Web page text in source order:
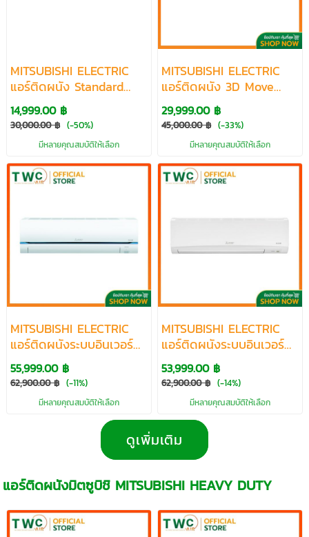
MITSUBISHI ELECTRIC
แอร์ติดผนัง Standard
Inverter AIR(R32) ขนาด
9212-22519 BTU
14,999.00 ฿
30,000.00 ฿ (-50%)
มีหลายคุณสมบัติให้เลือก
MITSUBISHI ELECTRIC
แอร์ติดผนัง 3D Move
Eye KIWAMI ขนาด 9212-
17742 BTU
29,999.00 ฿
45,000.00 ฿ (-33%)
มีหลายคุณสมบัติให้เลือก
MITSUBISHI ELECTRIC
แอร์ติดผนังระบบอินเวอร์
เตอร์รุ่น SUPER
INVERTER R32 ขนาด
27978 BTU
55,999.00 ฿
62,900.00 ฿ (-11%)
มีหลายคุณสมบัติให้เลือก
MITSUBISHI ELECTRIC
แอร์ติดผนังระบบอินเวอร์
เตอร์รุ่น STANDARD
INVERTER R32 ขนาด
33096 BTU
53,999.00 ฿
62,900.00 ฿ (-14%)
มีหลายคุณสมบัติให้เลือก
ดูเพิ่มเติม
แอร์ติดผนังมิตซูบิชิ MITSUBISHI HEAVY DUTY